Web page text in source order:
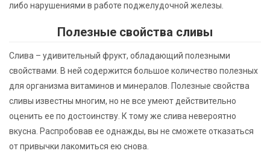
либо нарушениями в работе поджелудочной железы.
Полезные свойства сливы
Слива – удивительный фрукт, обладающий полезными
свойствами. В ней содержится большое количество полезных
для организма витаминов и минералов. Полезные свойства
сливы известны многим, но не все умеют действительно
оценить ее по достоинству. К тому же слива невероятно
вкусна. Распробовав ее однажды, вы не сможете отказаться
от привычки лакомиться ею снова.